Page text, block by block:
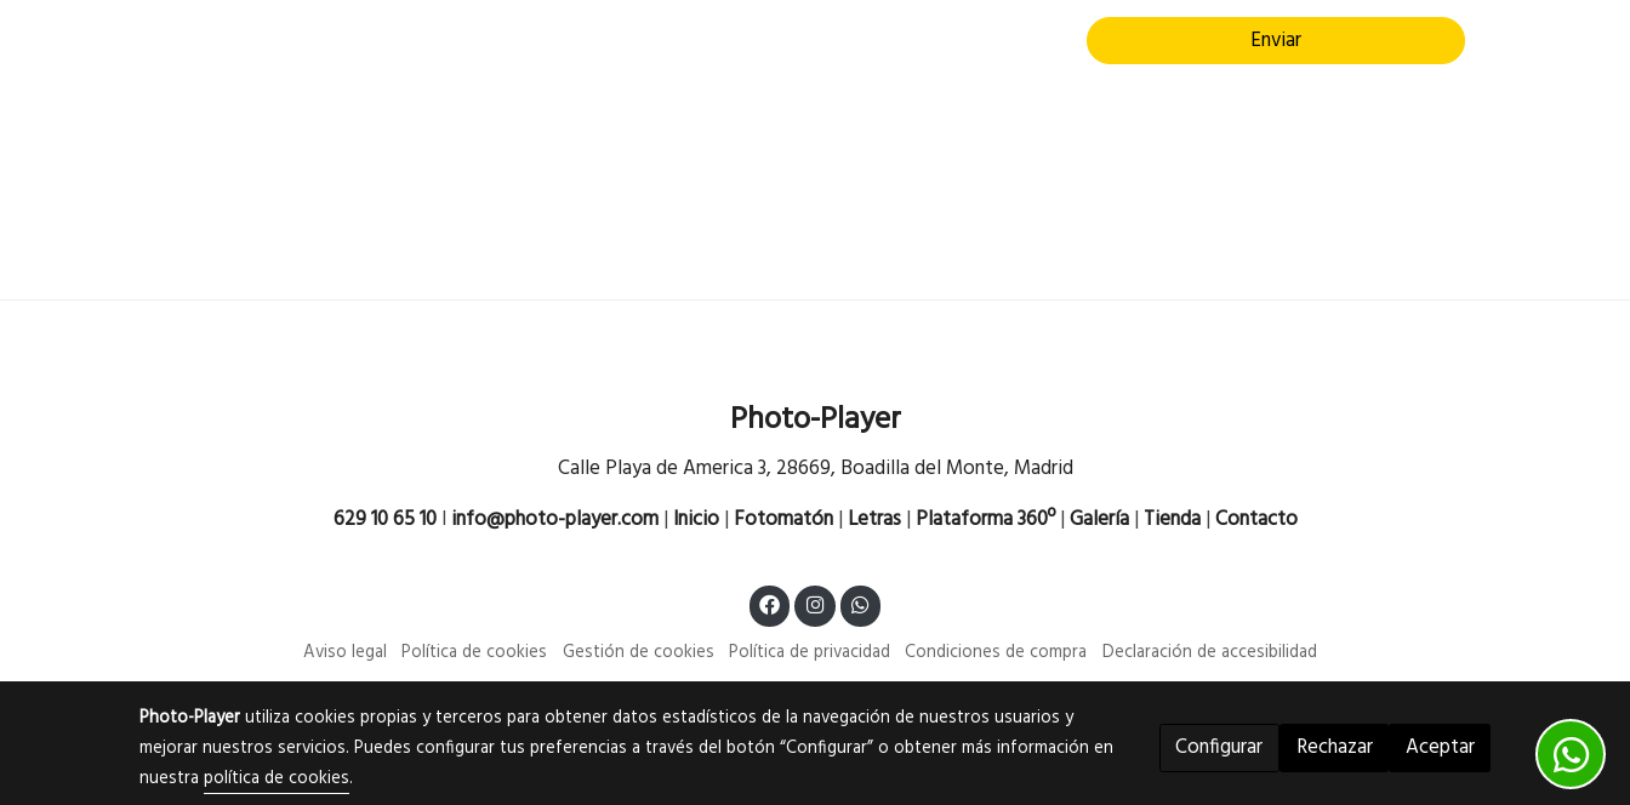
Enviar
Photo-Player
Calle Playa de America 3, 28669, Boadilla del Monte, Madrid
629 10 65 10l info@photo-player.com| Inicio| Fotomatón| Letras| Plataforma 360º|Galería| Tienda|Contacto
Aviso legal Política de cookies Gestión de cookies Política de privacidad Condiciones de compra Declaración de accesibilidad
Photo-Playerutiliza cookies propias y terceros para obtener datos estadísticos de la navegación de nuestros usuarios y
mejorar nuestros servicios. Puedes configurar tus preferencias a través del botón “Configurar” o obtener más información en
nuestra política de cookies.
Configurar Rechazar Aceptar